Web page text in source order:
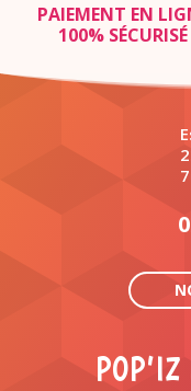
PAIEMENT EN
100% SÉCURISÉ